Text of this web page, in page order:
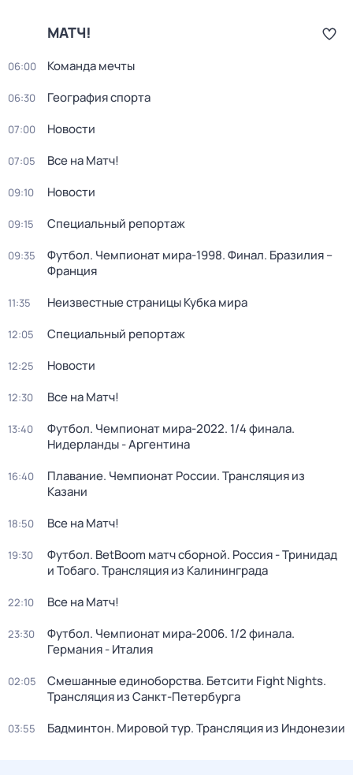
МАТЧ!
06:00 Команда мечты
06:30 География спорта
07:00 Новости
07:05 Все на Матч!
09:10 Новости
09:15 Специальный репортаж
09:35
Футбол. Чемпионат мира-1998. Финал. Бразилия –
Франция
11:35 Неизвестные страницы Кубка мира
12:05 Специальный репортаж
12:25 Новости
12:30 Все на Матч!
13:40
Футбол. Чемпионат мира-2022. 1/4 финала.
Нидерланды - Аргентина
16:40
Плавание. Чемпионат России. Трансляция из
Казани
18:50 Все на Матч!
19:30
Футбол. BetBoom матч сборной. Россия - Тринидад
и Тобаго. Трансляция из Калининграда
22:10 Все на Матч!
23:30
Футбол. Чемпионат мира-2006. 1/2 финала.
Германия - Италия
02:05
Смешанные единоборства. Бетсити Fight Nights.
Трансляция из Санкт-Петербурга
03:55 Бадминтон. Мировой тур. Трансляция из Индонезии